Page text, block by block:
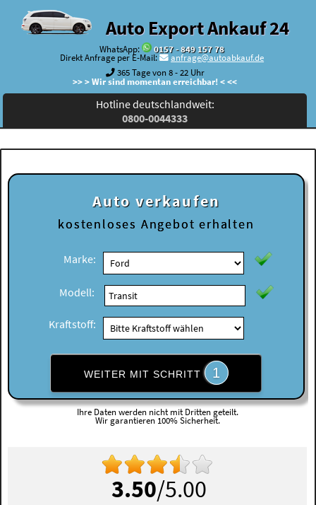
Auto Export Ankauf 24
WhatsApp:
0157 - 849 157 78
Direkt Anfrage per E-Mail:
anfrage@autoabkauf.de
365 Tage von 8 - 22 Uhr
>> > Wir sind momentan erreichbar! < <<
Hotline deutschlandweit:
0800-0044333
Auto verkaufen
kostenloses Angebot erhalten
Marke:
Modell:
Kraftstoff:
WEITER MIT SCHRITT 1
Ihre Daten werden nicht mit Dritten geteilt.
Wir garantieren 100% Sicherheit.
3.50/5.00